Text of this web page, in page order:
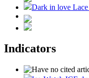
Dark in love
Indicators